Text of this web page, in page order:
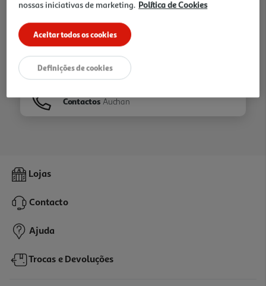
Ir para Homepage
Folhetos
Contactos Auchan
Lojas
Contacto
Ajuda
Trocas e Devoluções
nossas iniciativas de marketing. Política de Cookies
Aceitar todos os cookies
Definições de cookies